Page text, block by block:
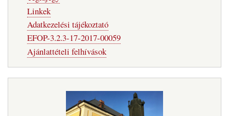
Linkek
Adatkezelési tájékoztató
EFOP-3.2.3-17-2017-00059
Ajánlattételi felhívások